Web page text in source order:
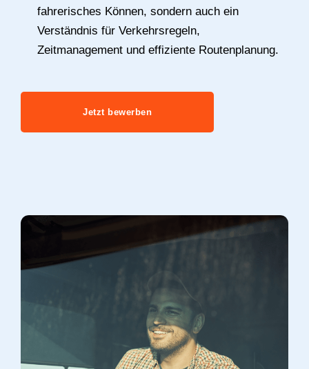
fahrerisches Können, sondern auch ein
Verständnis für Verkehrsregeln,
Zeitmanagement und effiziente Routenplanung.
Jetzt bewerben